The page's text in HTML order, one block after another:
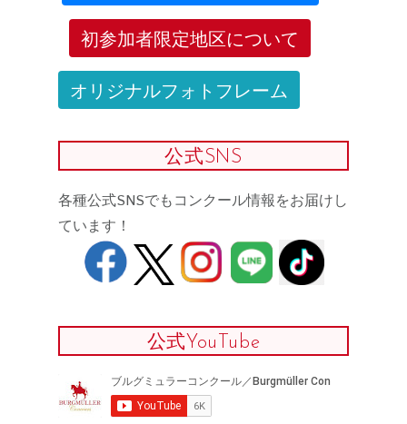
初参加者限定地区について
オリジナルフォトフレーム
公式SNS
各種公式SNSでもコンクール情報をお届けし
ています！
公式YouTube